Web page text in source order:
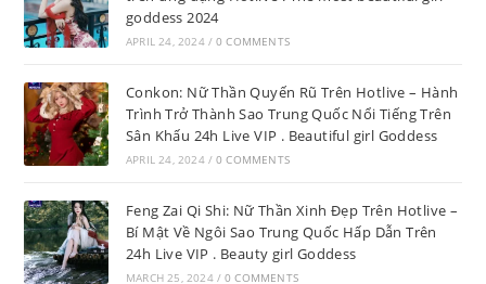
goddess 2024
APRIL 24, 2024 / 0 COMMENTS
Conkon: Nữ Thần Quyến Rũ Trên Hotlive – Hành
Trình Trở Thành Sao Trung Quốc Nổi Tiếng Trên
Sân Khấu 24h Live VIP . Beautiful girl Goddess
APRIL 24, 2024 / 0 COMMENTS
Feng Zai Qi Shi: Nữ Thần Xinh Đẹp Trên Hotlive –
Bí Mật Về Ngôi Sao Trung Quốc Hấp Dẫn Trên
24h Live VIP . Beauty girl Goddess
MARCH 25, 2024 / 0 COMMENTS